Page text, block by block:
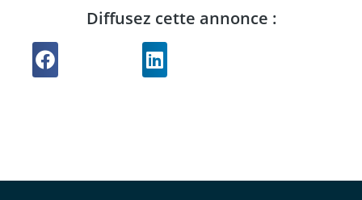
Diffusez cette annonce :